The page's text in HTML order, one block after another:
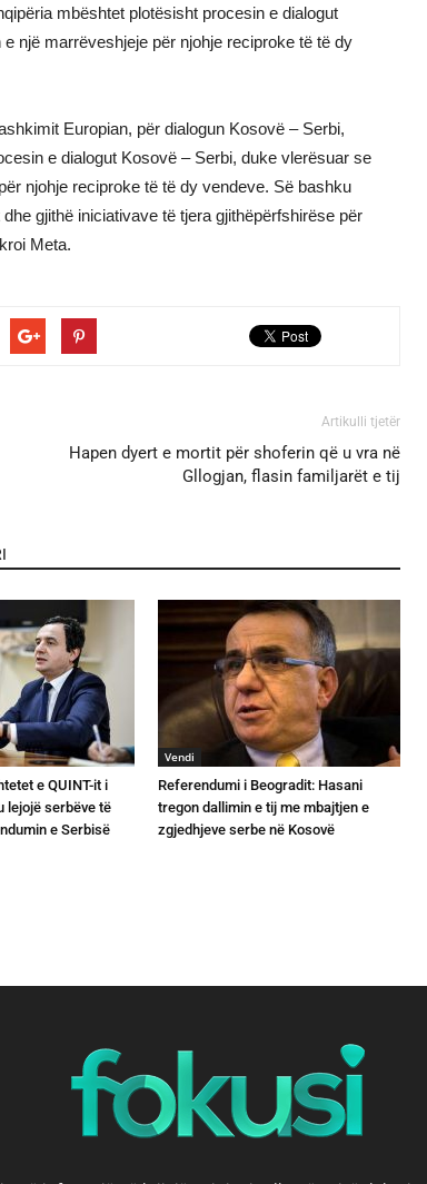
mbështet plotësisht procesin e dialogut
një marrëveshjeje për njohje reciproke të të dy
Europian, për dialogun Kosovë – Serbi,
e dialogut Kosovë – Serbi, duke vlerësuar se
njohje reciproke të të dy vendeve. Së bashku
gjithë iniciativave të tjera gjithëpërfshirëse për
Meta.
Artikulli tjetër
Hapen dyert e mortit për shoferin që u vra në
Gllogjan, flasin familjarët e tij
e QUINT-it i
lejojë serbëve të
e Serbisë
Vendi
Referendumi i Beogradit: Hasani
tregon dallimin e tij me mbajtjen e
zgjedhjeve serbe në Kosovë